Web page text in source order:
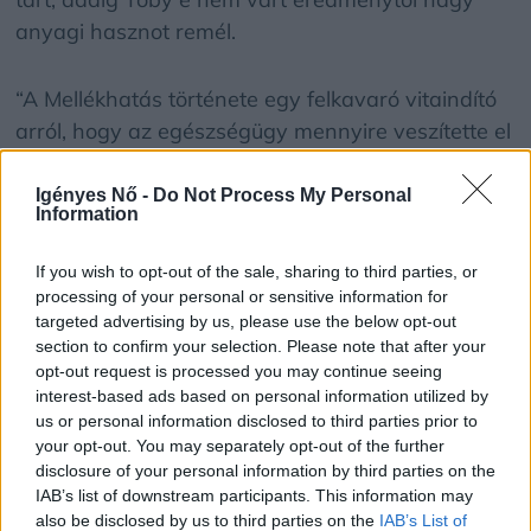
Igényes Nő - Do Not Process My Personal
Information
If you wish to opt-out of the sale, sharing to third parties, or
processing of your personal or sensitive information for
targeted advertising by us, please use the below opt-out
section to confirm your selection. Please note that after your
opt-out request is processed you may continue seeing
interest-based ads based on personal information utilized by
us or personal information disclosed to third parties prior to
your opt-out. You may separately opt-out of the further
disclosure of your personal information by third parties on the
IAB’s list of downstream participants. This information may
also be disclosed by us to third parties on the IAB’s List of
anyagi hasznot remél.
“A Mellékhatás története egy felkavaró vitaindító
arról, hogy az egészségügy mennyire veszítette el
gyógyszeripari kísérletek szélsőséges szituációi
nem csak a morált, hanem a szenvedélyes
szerelmet is próbára teszik” – nyilatkozta a darab
rendezője, Horgas Ádám, aki egyben az előadás
látványtervezője is.
A 43 éves Lucy Prebble a kortárs angol
drámairodalom kiemelkedő alakja. Számos
elismeréssel méltatták: három Primetime Emmy-
díjat kapott, jelölték BAFTA-díjra, valamint két
Laurence Olivier-díjra. Prebble a The Sugar